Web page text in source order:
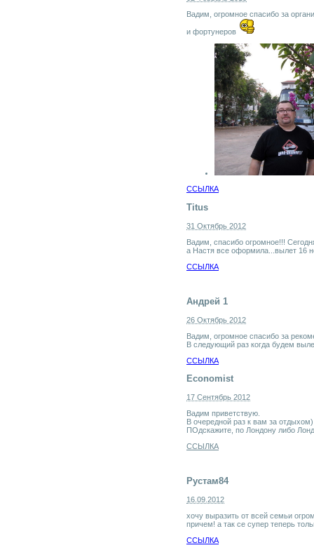
Вадим, огромное спасибо за
и фортунеров
ССЫЛКА
Titus
31 Октябрь 2012
Вадим, спасибо огромное!!!
а Настя все оформила...вылет 16
ССЫЛКА
Андрей 1
26 Октябрь 2012
Вадим, огромное спасибо за
В следующий раз когда будем
ССЫЛКА
Economist
17 Сентябрь 2012
Вадим приветствую.
В очередной раз к вам за отдыхом)
ПОдскажите, по Лондону либо
ССЫЛКА
Рустам84
16.09.2012
хочу выразить от всей семьи
причем! а так се супер теперь
ССЫЛКА